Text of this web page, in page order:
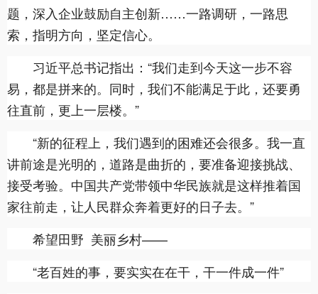
题，深入企业鼓励自主创新……一路调研，一路思
索，指明方向，坚定信心。
习近平总书记指出：“我们走到今天这一步不容
易，都是拼来的。同时，我们不能满足于此，还要勇
往直前，更上一层楼。”
“新的征程上，我们遇到的困难还会很多。我一直
讲前途是光明的，道路是曲折的，要准备迎接挑战、
接受考验。中国共产党带领中华民族就是这样推着国
家往前走，让人民群众奔着更好的日子去。”
希望田野 美丽乡村——
“老百姓的事，要实实在在干，干一件成一件”